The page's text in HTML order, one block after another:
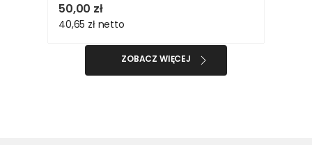
50,00 zł
40,65 zł netto
ZOBACZ WIĘCEJ